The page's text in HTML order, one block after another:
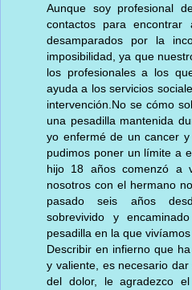
Aunque soy profesional
contactos para encontrar
desamparados por la
imposibilidad, ya que
los profesionales a los
ayuda a los servicios
intervención.No se cómo
una pesadilla mantenida
yo enfermé de un cancer
pudimos poner un límite a
hijo 18 años comenzó a
nosotros con el hermano
pasado seis años
sobrevivido y
pesadilla en la que
Describir en infierno que
y valiente, es necesario
del dolor, le agradezco